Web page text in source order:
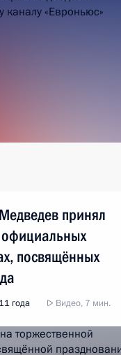
принял
официальных
посвящённых
года Видео, 7 мин.